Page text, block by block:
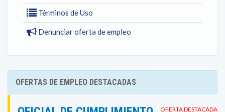
Términos de Uso
Denunciar oferta de empleo
OFERTAS DE EMPLEO DESTACADAS
OFERTA DESTACADA